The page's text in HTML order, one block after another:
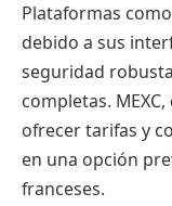
Plataformas como
debido a sus
seguridad
completas.
ofrecer tarifas y
en una opción
franceses.